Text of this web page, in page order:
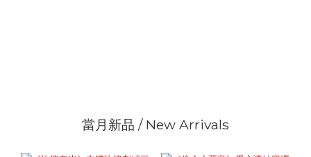
當月新品 / New Arrivals